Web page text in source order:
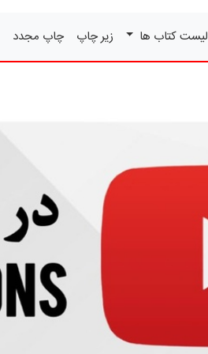
لیست کتاب ها زیر چاپ چاپ مجدد